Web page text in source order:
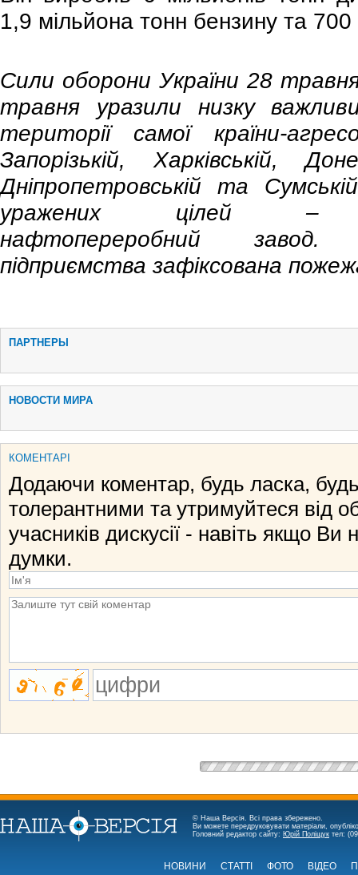
1,9 мільйона тонн бензину та
Сили оборони України 28
травня уразили низку
території самої країни-
Запорізькій, Харківській,
Дніпропетровській та
уражених цілей –
нафтопереробний завод.
підприємства зафіксована
ПАРТНЕРЫ
НОВОСТИ МИРА
КОМЕНТАРІ
Додаючи коментар, будь ласка,
толерантними та утримуйтеся від
учасників дискусії - навіть якщо Ви
думки.
© Наша Версія. Всі права збережено.
Ви можете передруковувати матеріали,
Головний редактор сайту: Юрій Поліщук тел:
НОВИНИ СТАТТІ ФОТО ВІДЕО